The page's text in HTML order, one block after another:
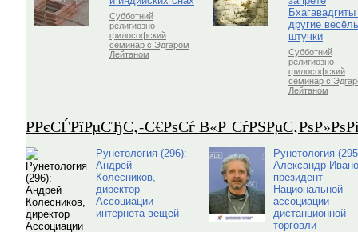
Субботний
религиозно-
философский
семинар с Эдгаром
Лейтаном
Бхагавадгиты
другие
штучки
Субботний
религиозно-
философский
семинар с
Лейтаном
Р­РєСЃРїРµСЂС‚-С€РѕСѓ В«Р
Рунетология (296):
Андрей
Колесников,
директор
Ассоциации
интернета вещей
Рунетология
Александр
президент
Национальной
ассоциации
дистанционной
торговли